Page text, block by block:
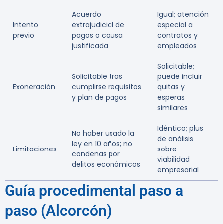
Intento
previo
Acuerdo
extrajudicial de
pagos o causa
justificada
Igual; atención
especial a
contratos y
empleados
Exoneración
Solicitable tras
cumplirse requisitos
y plan de pagos
Solicitable;
puede incluir
quitas y
esperas
similares
Limitaciones
No haber usado la
ley en 10 años; no
condenas por
delitos económicos
Idéntico; plus
de análisis
sobre
viabilidad
empresarial
Guía procedimental paso a
paso (Alcorcón)